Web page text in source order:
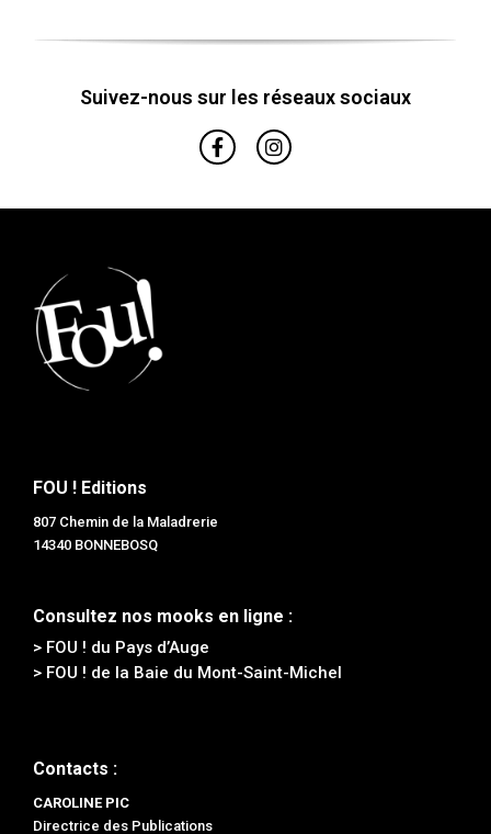
Suivez-nous sur les réseaux sociaux
FOU ! Editions
807 Chemin de la Maladrerie
14340 BONNEBOSQ
Consultez nos mooks en ligne :
> FOU ! du Pays d’Auge
> FOU ! de la Baie du Mont-Saint-Michel
Contacts :
CAROLINE PIC
Directrice des Publications